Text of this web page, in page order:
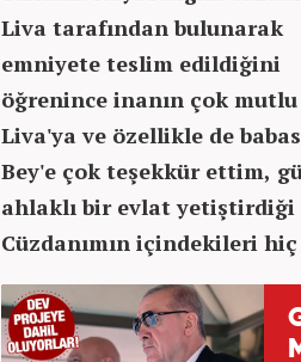
Liva tarafından bulunarak
emniyete teslim edildiğini
öğrenince inanın çok
Liva'ya ve özellikle de
Bey'e çok teşekkür ettim,
ahlaklı bir evlat yetiştirdiği
Cüzdanımın içindekileri